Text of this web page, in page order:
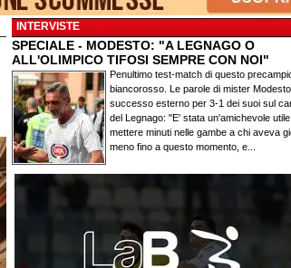
INTERVISTE
SPECIALE - MODESTO: "A LEGNAGO O
ALL'OLIMPICO TIFOSI SEMPRE CON NOI"
Penultimo test-match di questo
biancorosso. Le parole di mister
successo esterno per 3-1 dei suoi sul
del Legnago: "E' stata un'amichevole
mettere minuti nelle gambe a chi aveva
meno fino a questo momento, e...